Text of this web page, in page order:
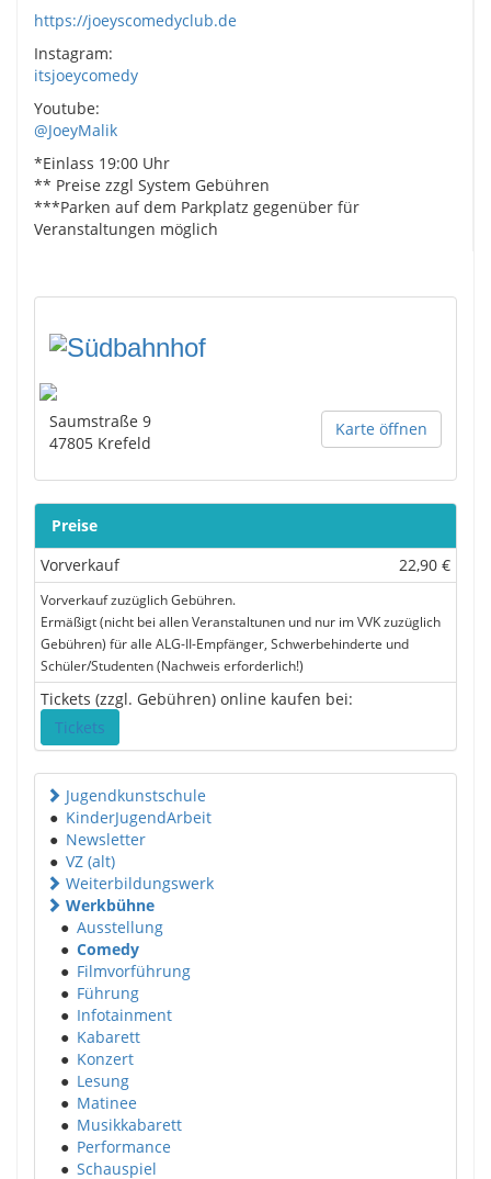
https://joeyscomedyclub.de
Instagram:
itsjoeycomedy
Youtube:
@JoeyMalik
*Einlass 19:00 Uhr
** Preise zzgl System Gebühren
***Parken auf dem Parkplatz gegenüber für
Veranstaltungen möglich
Karte öffnen
Saumstraße 9
47805 Krefeld
Preise
Vorverkauf
22,90 €
Vorverkauf zuzüglich Gebühren.
Ermäßigt (nicht bei allen Veranstaltunen und nur im VVK zuzüglich
Gebühren) für alle ALG-II-Empfänger, Schwerbehinderte und
Schüler/Studenten (Nachweis erforderlich!)
Tickets (zzgl. Gebühren) online kaufen bei:
Tickets
Jugendkunstschule
● KinderJugendArbeit
● Newsletter
● VZ (alt)
Weiterbildungswerk
Werkbühne
● Ausstellung
● Comedy
● Filmvorführung
● Führung
● Infotainment
● Kabarett
● Konzert
● Lesung
● Matinee
● Musikkabarett
● Performance
● Schauspiel